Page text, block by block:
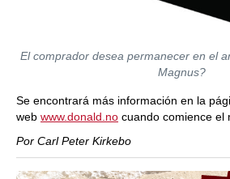
El comprador desea permanecer en el
Magnus?
Se encontrará más información en la
web www.donald.no cuando comience el
Por Carl Peter Kirkebo